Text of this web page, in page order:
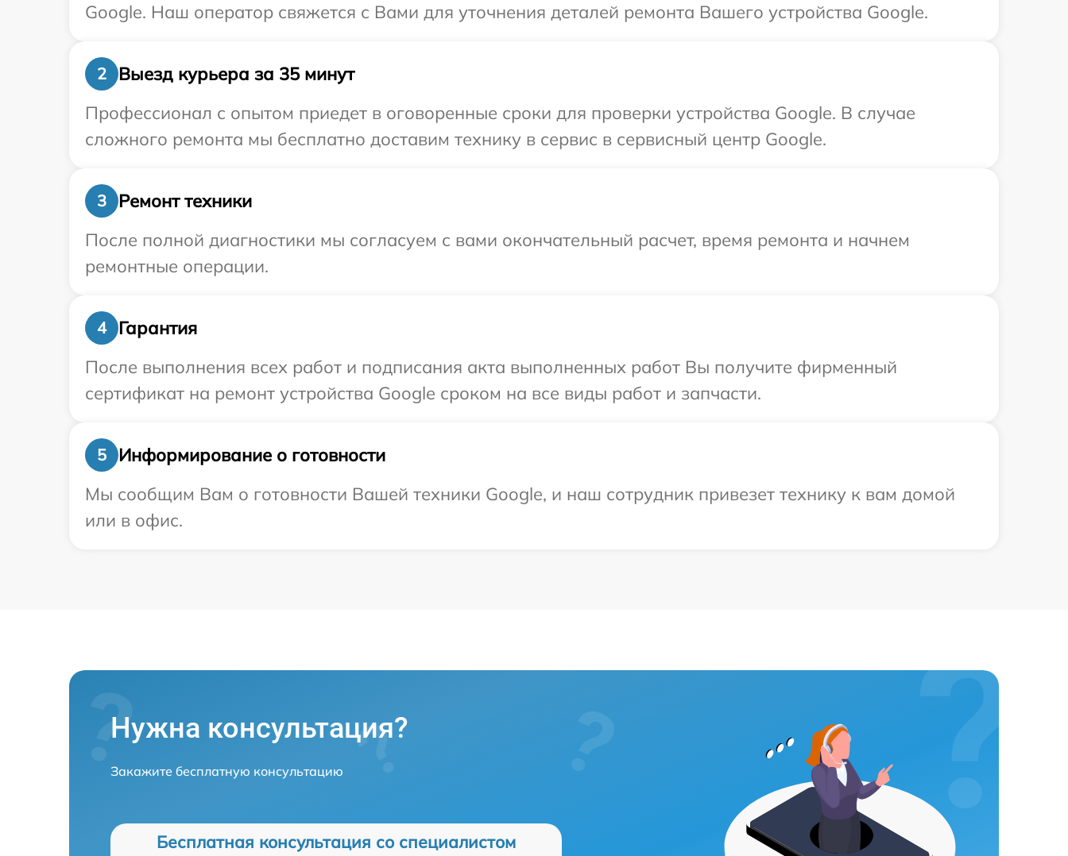
Google. Наш оператор свяжется с Вами для уточнения деталей ремонта Вашего устройства Google.
2
Выезд курьера за 35 минут
Профессионал с опытом приедет в оговоренные сроки для проверки устройства Google. В случае
сложного ремонта мы бесплатно доставим технику в сервис в сервисный центр Google.
3
Ремонт техники
После полной диагностики мы согласуем с вами окончательный расчет, время ремонта и начнем
ремонтные операции.
4
Гарантия
После выполнения всех работ и подписания акта выполненных работ Вы получите фирменный
сертификат на ремонт устройства Google сроком на все виды работ и запчасти.
5
Информирование о готовности
Мы сообщим Вам о готовности Вашей техники Google, и наш сотрудник привезет технику к вам домой
или в офис.
Нужна консультация?
Закажите бесплатную консультацию
Бесплатная консультация со специалистом